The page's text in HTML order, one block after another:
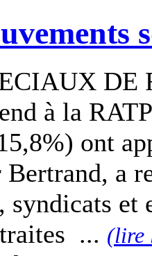
DE
à la
ont
a
et
... (lire